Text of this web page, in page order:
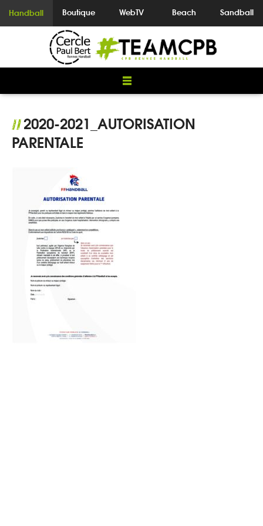
Handball Boutique WebTV Beach Sandball
//2020-2021_AUTORISATION
PARENTALE